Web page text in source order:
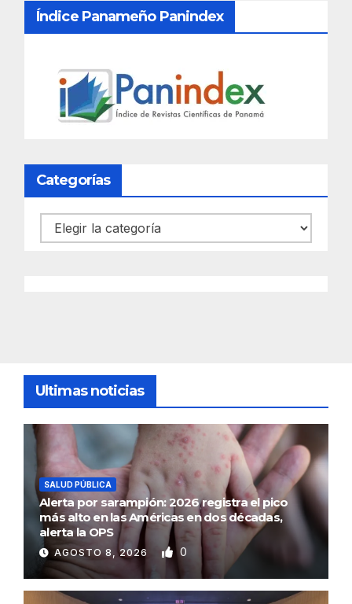
Índice Panameño Panindex
Categorías
Categorías
Ultimas noticias
SALUD PÚBLICA
Alerta por sarampión: 2026 registra el pico
más alto en las Américas en dos décadas,
alerta la OPS
AGOSTO 8, 2026 0